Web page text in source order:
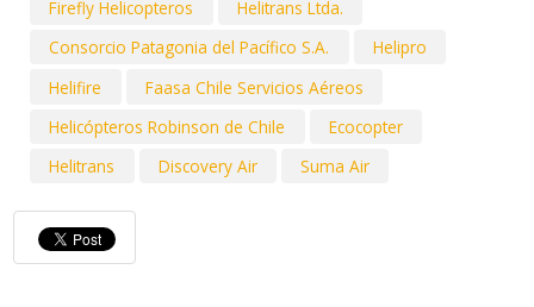
Firefly Helicopteros
Helitrans Ltda.
Consorcio Patagonia del Pacífico S.A.
Helipro
Helifire
Faasa Chile Servicios Aéreos
Helicópteros Robinson de Chile
Ecocopter
Helitrans
Discovery Air Suma Air